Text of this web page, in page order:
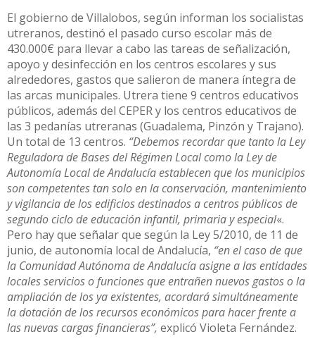
El gobierno de Villalobos, según informan los socialistas
utreranos, destinó el pasado curso escolar más de
430.000€ para llevar a cabo las tareas de señalización,
apoyo y desinfección en los centros escolares y sus
alrededores, gastos que salieron de manera íntegra de
las arcas municipales. Utrera tiene 9 centros educativos
públicos, además del CEPER y los centros educativos de
las 3 pedanías utreranas (Guadalema, Pinzón y Trajano).
Un total de 13 centros. “Debemos recordar que tanto la Ley
Reguladora de Bases del Régimen Local como la Ley de
Autonomía Local de Andalucía establecen que los municipios
son competentes tan solo en la conservación, mantenimiento
y vigilancia de los edificios destinados a centros públicos de
segundo ciclo de educación infantil, primaria y especial«.
Pero hay que señalar que según la Ley 5/2010, de 11 de
junio, de autonomía local de Andalucía, “en el caso de que
la Comunidad Autónoma de Andalucía asigne a las entidades
locales servicios o funciones que entrañen nuevos gastos o la
ampliación de los ya existentes, acordará simultáneamente
la dotación de los recursos económicos para hacer frente a
las nuevas cargas financieras”, explicó Violeta Fernández.